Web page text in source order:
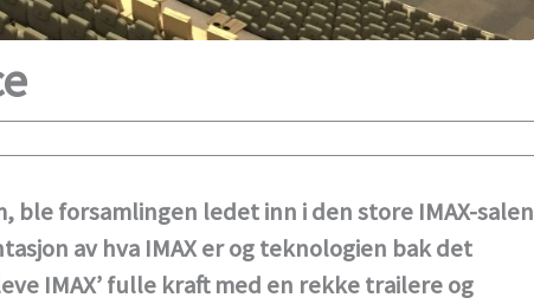
ble forsamlingen ledet inn i den store IMAX-salen
av hva IMAX er og teknologien bak det
IMAX’ fulle kraft med en rekke trailere og